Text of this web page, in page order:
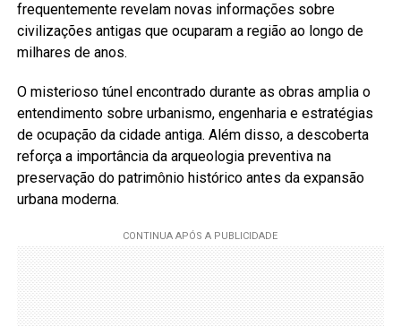
frequentemente revelam novas informações sobre
civilizações antigas que ocuparam a região ao longo de
milhares de anos.
O misterioso túnel encontrado durante as obras amplia o
entendimento sobre urbanismo, engenharia e estratégias
de ocupação da cidade antiga. Além disso, a descoberta
reforça a importância da arqueologia preventiva na
preservação do patrimônio histórico antes da expansão
urbana moderna.